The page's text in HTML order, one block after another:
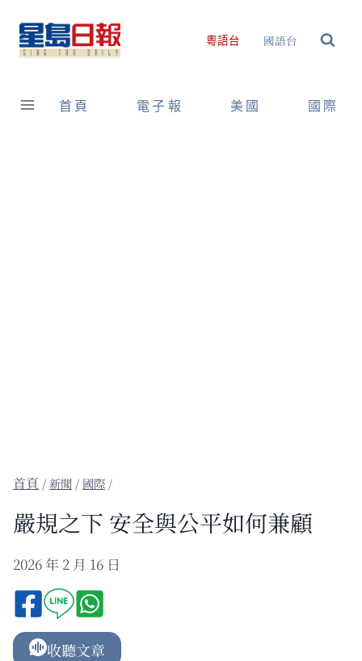
content
粵語台 國語台
首頁 電子報 美國 國際
/新聞 / 國際 /
嚴規之下 安全與公平如何兼顧
2026 年 2 月 16 日
收聽文章